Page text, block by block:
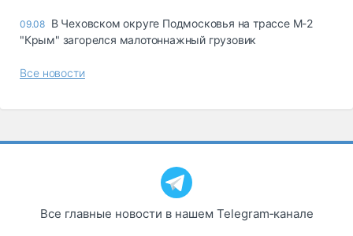
09.08 В Чеховском округе Подмосковья на трассе М-2
"Крым" загорелся малотоннажный грузовик
Все новости
Все главные новости в нашем Telegram‑канале